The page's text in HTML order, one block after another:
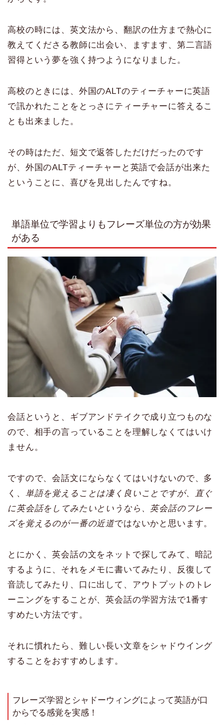
高校の時には、英文法から、翻訳の仕方まで熱心に
教えてくださる教師に出会い、ますます、第二言語
習得という夢を強く持つようになりました。
高校のときには、外国のALTのティーチャーに英語
で訊かれたことをとっさにティーチャーに答えるこ
とも出来ました。
その時はただ、短文で返答しただけだったのです
が、外国のALTティーチャーと英語で会話が出来た
ということに、喜びを見出したんですね。
単語単位で学習よりもフレーズ単位の方が効果
がある
会話というと、ギブアンドテイクで成り立つものな
ので、相手の言っていることを理解しなくてはいけ
ません。
ですので、会話文にならなくてはいけないので、多
く、 単語を覚えることは凄く良いことですが、直ぐ
に英会話をしてみたいというなら、英会話のフレー
ズを覚えるのが一番の近道ではないかと思います。
とにかく、英会話の文をネットで探してみて、暗記
するように、それをメモに書いてみたり、反復して
音読してみたり、口に出して、アウトプットのトレ
ーニングをすることが、英会話の学習方法で1番す
すめたい方法です。
それに慣れたら、難しい長い文章をシャドウイング
することをおすすめします。
フレーズ学習とシャドーウィングによって英語が口
からでる感覚を実感！